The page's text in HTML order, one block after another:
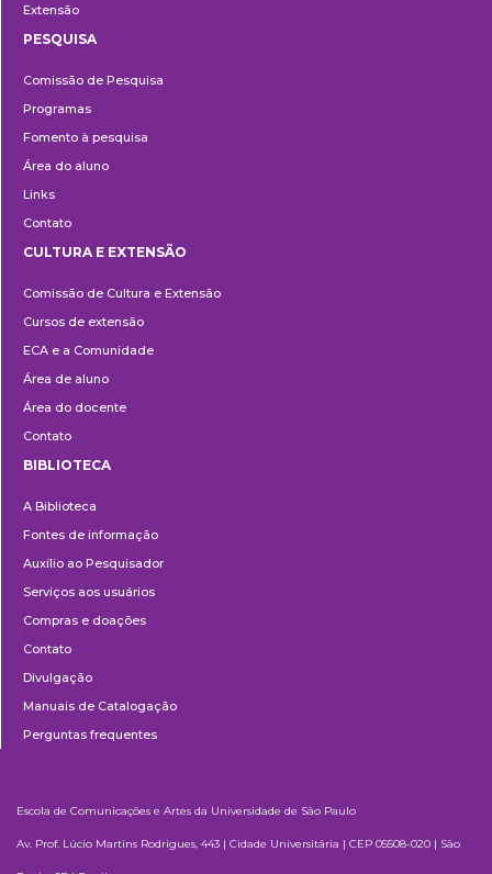
Extensão
PESQUISA
Comissão de Pesquisa
Programas
Fomento à pesquisa
Área do aluno
Links
Contato
e
Extensão
CULTURA E EXTENSÃO
Comissão de Cultura e Extensão
Cursos de extensão
ECA e a Comunidade
Área de aluno
Área do docente
Contato
BIBLIOTECA
A Biblioteca
Fontes de informação
Auxílio ao Pesquisador
Serviços aos usuários
Compras e doações
Contato
Divulgação
Manuais de Catalogação
Perguntas frequentes
Escola de Comunicações e Artes da Universidade de São Paulo
Av. Prof. Lúcio Martins Rodrigues, 443 | Cidade Universitária | CEP 05508-020 | São